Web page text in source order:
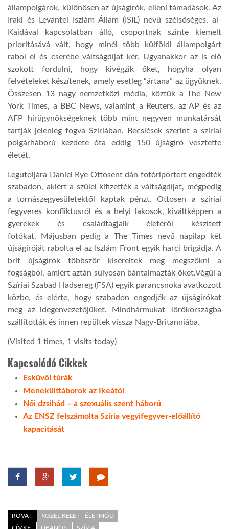
állampolgárok, különösen az újságírók, elleni támadások. Az
Iraki és Levantei Iszlám Állam (ISIL) nevű szélsőséges, al-
Kaidával kapcsolatban álló, csoportnak szinte kiemelt
prioritásává vált, hogy minél több külföldi állampolgárt
rabol el és cserébe váltságdíjat kér. Ugyanakkor az is elő
szokott fordulni, hogy kivégzik őket, hogyha olyan
felvételeket készítenek, amely esetleg “ártana” az ügyüknek.
Összesen 13 nagy nemzetközi média, köztük a The New
York Times, a BBC News, valamint a Reuters, az AP és az
AFP hírügynökségeknek több mint negyven munkatársát
tartják jelenleg fogva Szíriában. Becslések szerint a szíriai
polgárháború kezdete óta eddig 150 újságíró vesztette
életét.
Legutoljára Daniel Rye Ottosent dán fotóriportert engedték
szabadon, akiért a szülei kifizették a váltságdíjat, mégpedig
a tornászegyesületektől kaptak pénzt. Ottosen a szíriai
fegyveres konfliktusról és a helyi lakosok, kiváltképpen a
gyerekek és családtagjaik életéről készített
fotókat. Májusban pedig a The Times nevű napilap két
újságíróját rabolta el az Iszlám Front egyik harci brigádja. A
brit újságírók többször kíséreltek meg megszökni a
fogságból, amiért aztán súlyosan bántalmazták őket.Végül a
Szíriai Szabad Hadsereg (FSA) egyik parancsnoka avatkozott
közbe, és elérte, hogy szabadon engedjék az újságírókat
meg az idegenvezetőjüket. Mindhármukat Törökországba
szállították és innen repültek vissza Nagy-Britanniába.
(Visited 1 times, 1 visits today)
Kapcsolódó Cikkek
Esküvői túrák
Menekülttáborok az Ikeától
Női dzsihád – a szexuális szent háború
Az ENSZ felszámolta Szíria vegyifegyver-előállító
kapacitását
ROVAT:
KÖZEL-KELET - ÉLETMÓD